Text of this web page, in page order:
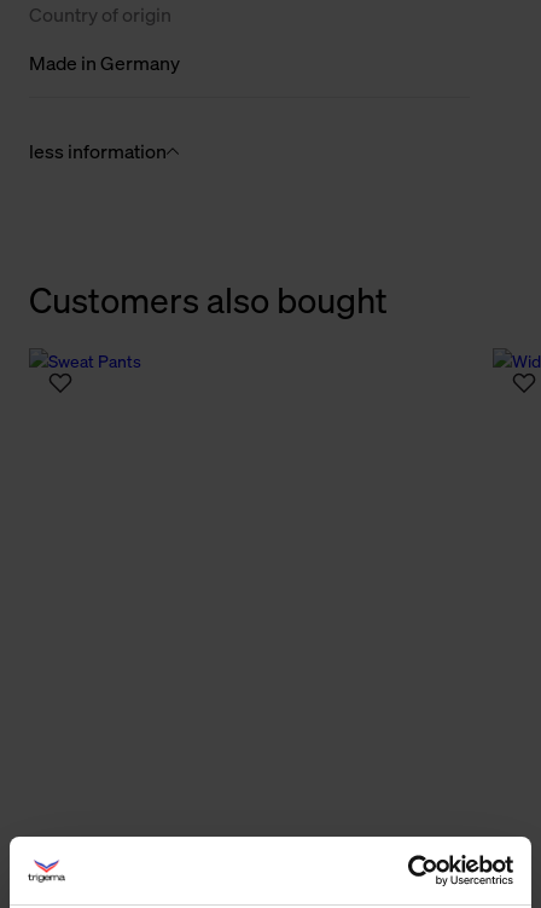
Country of origin
Made in Germany
less information
Customers also bought